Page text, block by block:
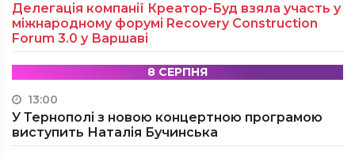
Делегація компанії Креатор-Буд взяла участь у
міжнародному форумі Recovery Construction
Forum 3.0 у Варшаві
8 СЕРПНЯ
13:00
У Тернополі з новою концертною програмою
виступить Наталія Бучинська